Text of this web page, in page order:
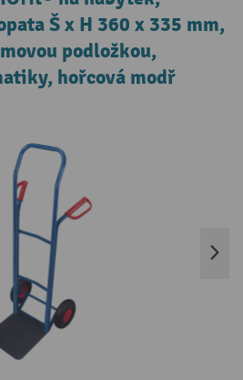
Š x H 360 x 335 mm,
podložkou,
hořcová modř